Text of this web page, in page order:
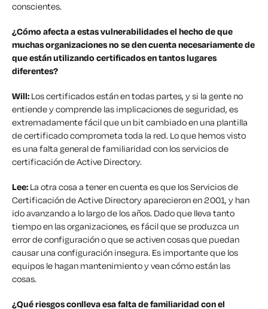
conscientes.
¿Cómo afecta a estas vulnerabilidades el hecho de que
muchas organizaciones no se den cuenta necesariamente de
que están utilizando certificados en tantos lugares
diferentes?
Will: Los certificados están en todas partes, y si la gente no
entiende y comprende las implicaciones de seguridad, es
extremadamente fácil que un bit cambiado en una plantilla
de certificado comprometa toda la red. Lo que hemos visto
es una falta general de familiaridad con los servicios de
certificación de Active Directory.
Lee: La otra cosa a tener en cuenta es que los Servicios de
Certificación de Active Directory aparecieron en 2001, y han
ido avanzando a lo largo de los años. Dado que lleva tanto
tiempo en las organizaciones, es fácil que se produzca un
error de configuración o que se activen cosas que puedan
causar una configuración insegura. Es importante que los
equipos le hagan mantenimiento y vean cómo están las
cosas.
¿Qué riesgos conlleva esa falta de familiaridad con el